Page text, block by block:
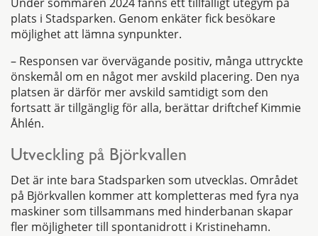
plats i Stadsparken. Genom enkäter fick besökare
möjlighet att lämna synpunkter.
– Responsen var övervägande positiv, många uttryckte
önskemål om en något mer avskild placering. Den nya
platsen är därför mer avskild samtidigt som den
fortsatt är tillgänglig för alla, berättar driftchef Kimmie
Åhlén.
Utveckling på Björkvallen
Det är inte bara Stadsparken som utvecklas. Området
på Björkvallen kommer att kompletteras med fyra nya
maskiner som tillsammans med hinderbanan skapar
fler möjligheter till spontanidrott i Kristinehamn.